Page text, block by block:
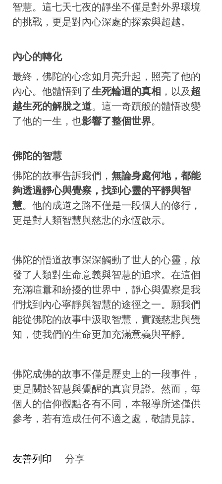
智慧。這七天七夜的靜坐不僅是對外界環境
的挑戰，更是對內心深處的探索與超越。
內心的轉化
最終，佛陀的心念如月亮升起，照亮了他的
內心。他體悟到了生死輪迴的真相 ，以及 超
越生死的解脫之道。這一奇蹟般的體悟改變
了他的一生，也影響了整個世界。
佛陀的智慧
佛陀的故事告訴我們， 無論身處何地，都能
夠透過靜心與覺察，找到心靈的平靜與智
慧。他的成道之路不僅是一段個人的修行，
更是對人類智慧與慈悲的永恆啟示。
佛陀的悟道故事深深觸動了世人的心靈，啟
發了人類對生命意義與智慧的追求。在這個
充滿喧囂和紛擾的世界中，靜心與覺察是我
們找到內心寧靜與智慧的途徑之一。願我們
能從佛陀的故事中汲取智慧，實踐慈悲與覺
知，使我們的生命更加充滿意義與平靜。
佛陀成佛的故事不僅是歷史上的一段事件，
更是關於智慧與覺醒的真實見證。然而，每
個人的信仰觀點各有不同，本報導所述僅供
參考，若有造成任何不適之處，敬請見諒。
友善列印 分享